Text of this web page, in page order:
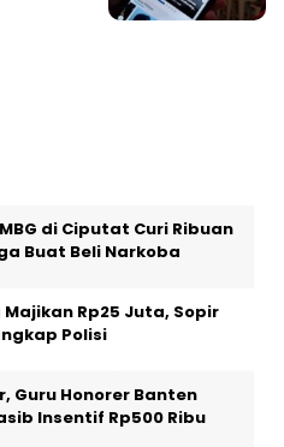
di Ciputat Curi Ribuan
Buat Beli Narkoba
Rp25 Juta, Sopir
Polisi
Guru Honorer Banten
Insentif Rp500 Ribu